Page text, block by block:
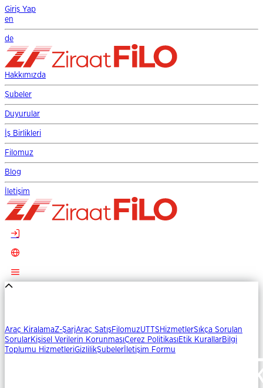
Giriş Yap
en
de
Hakkımızda
Şubeler
Duyurular
İş Birlikleri
Filomuz
Blog
İletişim
Araç KiralamaZ-ŞarjAraç SatışFilomuzUTTS HizmetlerSıkça Sorulan
SorularKişisel Verilerin KorunmasıÇerez PolitikasıEtik KurallarBilgi
Toplumu HizmetleriGizlilikŞubeler İletişim Formu